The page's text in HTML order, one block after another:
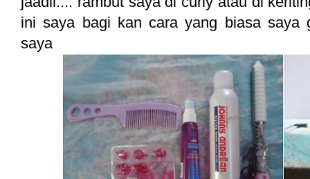
ini saya bagi kan cara yang biasa saya
saya